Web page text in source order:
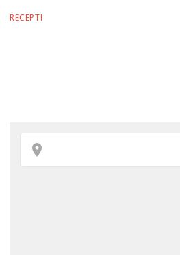
RECEPTI